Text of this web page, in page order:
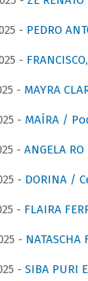
- PEDRO
-
- MAYRA
- MAÍRA /
- ANGELA
- DORINA /
- FLAIRA
- NATASCHA
- SIBA PURI